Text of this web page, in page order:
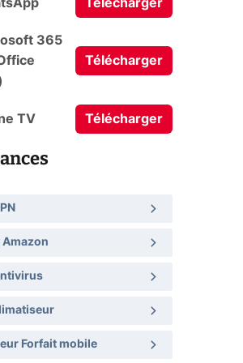
Télécharger
365
Télécharger
TV Télécharger
Amazon
Forfait mobile